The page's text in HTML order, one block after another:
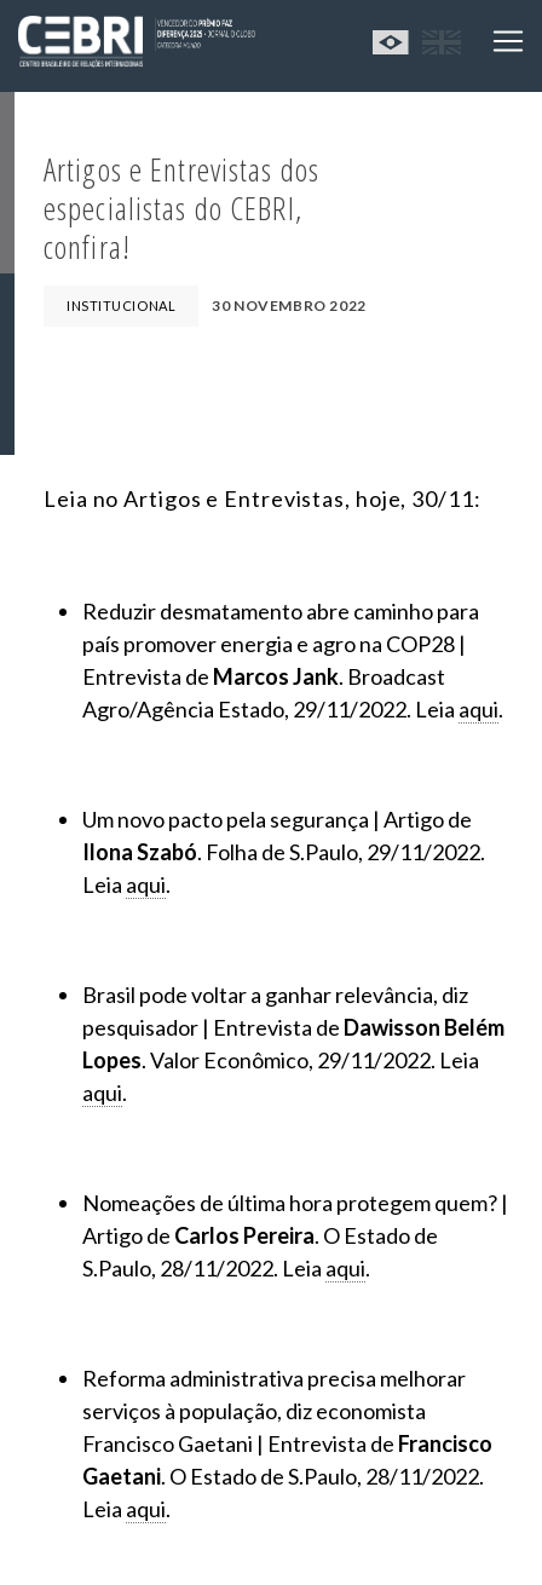
Artigos e Entrevistas dos
especialistas do CEBRI,
confira!
INSTITUCIONAL 30 NOVEMBRO 2022
Leia no Artigos e Entrevistas, hoje, 30/11:
Reduzir desmatamento abre caminho para
país promover energia e agro na COP28 |
Entrevista de Marcos Jank. Broadcast
Agro/Agência Estado, 29/11/2022. Leia aqui.
Um novo pacto pela segurança | Artigo de
Ilona Szabó. Folha de S.Paulo, 29/11/2022.
Leia aqui.
Brasil pode voltar a ganhar relevância, diz
pesquisador | Entrevista de Dawisson Belém
Lopes. Valor Econômico, 29/11/2022. Leia
aqui.
Nomeações de última hora protegem quem? |
Artigo de Carlos Pereira. O Estado de
S.Paulo, 28/11/2022. Leia aqui.
Reforma administrativa precisa melhorar
serviços à população, diz economista
Francisco Gaetani | Entrevista de Francisco
Gaetani. O Estado de S.Paulo, 28/11/2022.
Leia aqui.